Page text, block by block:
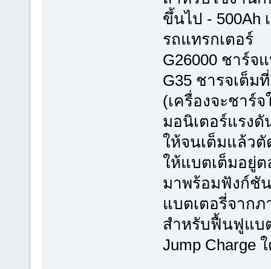
ขึ้นไป - 500Ah
รถแทรกเตอร์
G26000 ชาร์จ
G35 ชารจเต็ม
(เครื่องจะชาร์
มอนิเตอร์แรงดั
ให้จนเต็มแล้ว
ให้แบตเต็มอยู่ต
มาพร้อมฟังก์ชั
แบตเตอรี่จากภ
สำหรับฟื้นฟูแบ
Jump Charge